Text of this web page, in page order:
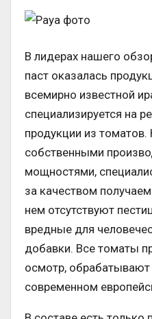
В лидерах нашего
паст оказалась
всемирно известной
специализируется на
продукции из
собственными
мощностями,
за качеством
нем отсутствуют
вредные для
добавки. Все томаты
осмотр,
современном